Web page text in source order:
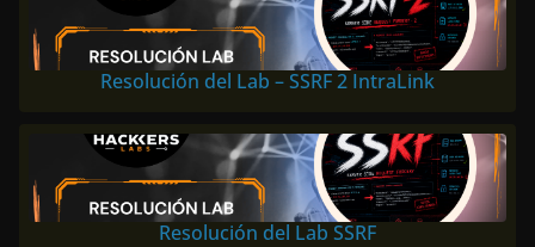
Resolución del Lab – SSRF 2 IntraLink
Resolución del Lab SSRF